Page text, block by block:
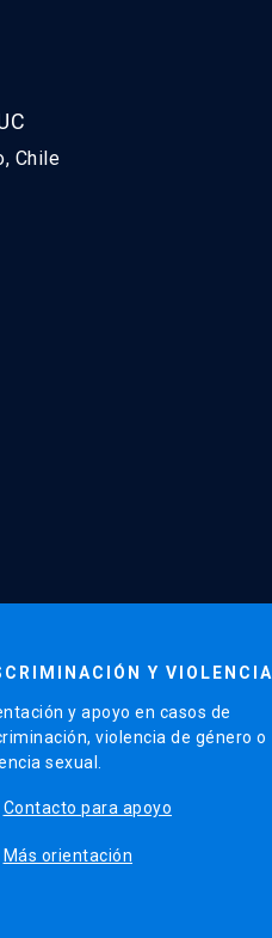
Chile
Y VIOLENCIA
y apoyo en casos de
violencia de género o
sexual.
Contacto para apoyo
Más orientación